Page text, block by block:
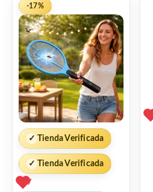
5
-17%
✓ Tienda Verificada
✓ Tienda Verificada
7